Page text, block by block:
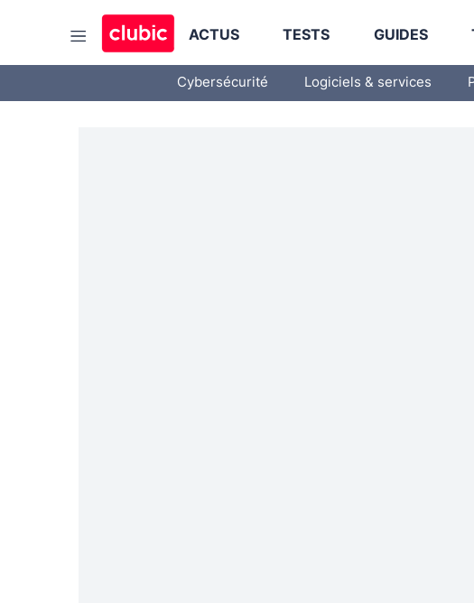
ACTUS TESTS GUIDES
Cybersécurité Logiciels & services